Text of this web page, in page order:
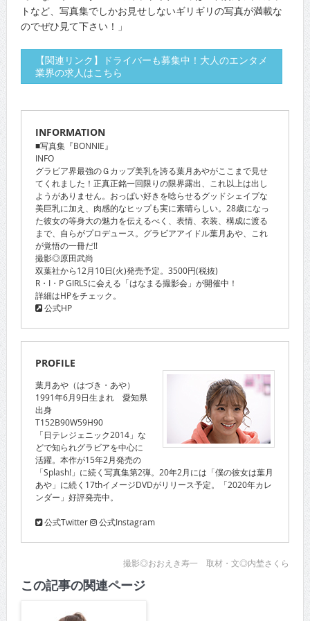
トなど、写真集でしかお見せしないギリギリの写真が満載な
のでぜひ見て下さい！」
【関連リンク】ドライバーも募集中！大人のエンタメ
業界の求人はこちら
INFORMATION
■写真集『BONNIE』
INFO
グラビア界最強のＧカップ美乳を誇る葉月あやがここまで見せ
てくれました！正真正銘一回限りの限界露出、これ以上は出し
ようがありません。おっぱい好きを唸らせるグッドシェイプな
美巨乳に加え、肉感的なヒップも実に素晴らしい。28歳になっ
た彼女の等身大の魅力を伝えるべく、表情、衣装、構成に渡る
まで、自らがプロデュース。グラビアアイドル葉月あや、これ
が覚悟の一冊だ!!
撮影◎原田武尚
双葉社から12月10日(火)発売予定。3500円(税抜)
R・I・P GIRLSに会える「はなまる撮影会」が開催中！
詳細はHPをチェック。
公式HP
PROFILE
葉月あや（はづき・あや）
1991年6月9日生まれ 愛知県
出身
T152B90W59H90
「日テレジェニック2014」な
どで知られグラビアを中心に
活躍。本作が15年2月発売の
「Splash!」に続く写真集第2弾。20年2月には「僕の彼女は葉月
あや」に続く17thイメージDVDがリリース予定。「2020年カレ
ンダー」好評発売中。
公式Twitter 公式Instagram
撮影◎おおえき寿一 取材・文◎内埜さくら
この記事の関連ページ